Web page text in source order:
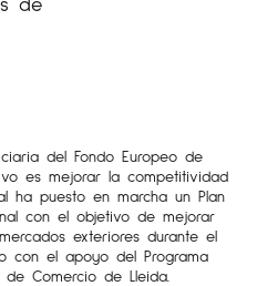
del Fondo Europeo de
es mejorar la competitividad
ha puesto en marcha un Plan
con el objetivo de mejorar
exteriores durante el
con el apoyo del Programa
de Comercio de Lleida.